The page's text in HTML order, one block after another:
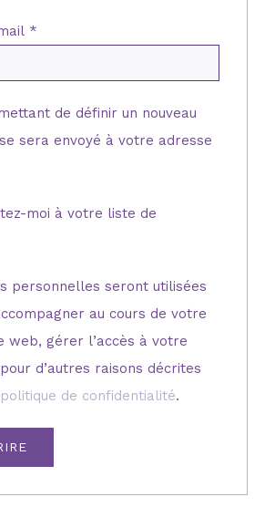
*
de définir un nouveau
sera envoyé à votre adresse
moi à votre liste de
personnelles seront utilisées
au cours de votre
web, gérer l’accès à votre
d’autres raisons décrites
politique de confidentialité.